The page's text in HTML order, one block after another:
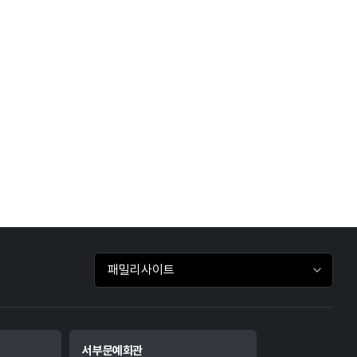
패밀리사이트 바로가기
서부문예회관